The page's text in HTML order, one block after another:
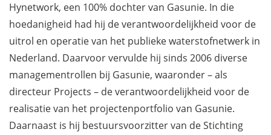
Hynetwork, een 100% dochter van Gasunie. In die
hoedanigheid had hij de verantwoordelijkheid voor de
uitrol en operatie van het publieke waterstofnetwerk in
Nederland. Daarvoor vervulde hij sinds 2006 diverse
managementrollen bij Gasunie, waaronder – als
directeur Projects – de verantwoordelijkheid voor de
realisatie van het projectenportfolio van Gasunie.
Daarnaast is hij bestuursvoorzitter van de Stichting